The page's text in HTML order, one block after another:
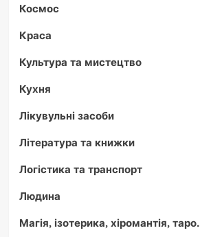
Космос
Краса
Культура та мистецтво
Кухня
Лікувульні засоби
Література та книжки
Логістика та транспорт
Людина
Магія, ізотерика, хіромантія, таро.